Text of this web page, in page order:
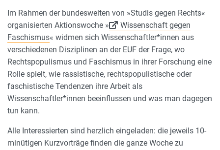
Im Rahmen der bundesweiten von »Studis gegen Rechts«
organisierten Aktionswoche »
Wissenschaft gegen
Faschismus« widmen sich Wissenschaftler*innen aus
verschiedenen Disziplinen an der EUF der Frage, wo
Rechtspopulismus und Faschismus in ihrer Forschung eine
Rolle spielt, wie rassistische, rechtspopulistische oder
faschistische Tendenzen ihre Arbeit als
Wissenschaftler*innen beeinflussen und was man dagegen
tun kann.
Alle Interessierten sind herzlich eingeladen: die jeweils 10-
minütigen Kurzvorträge finden die ganze Woche zu